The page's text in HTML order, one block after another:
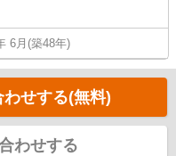
6月(築48年)
せする(無料)
わせする